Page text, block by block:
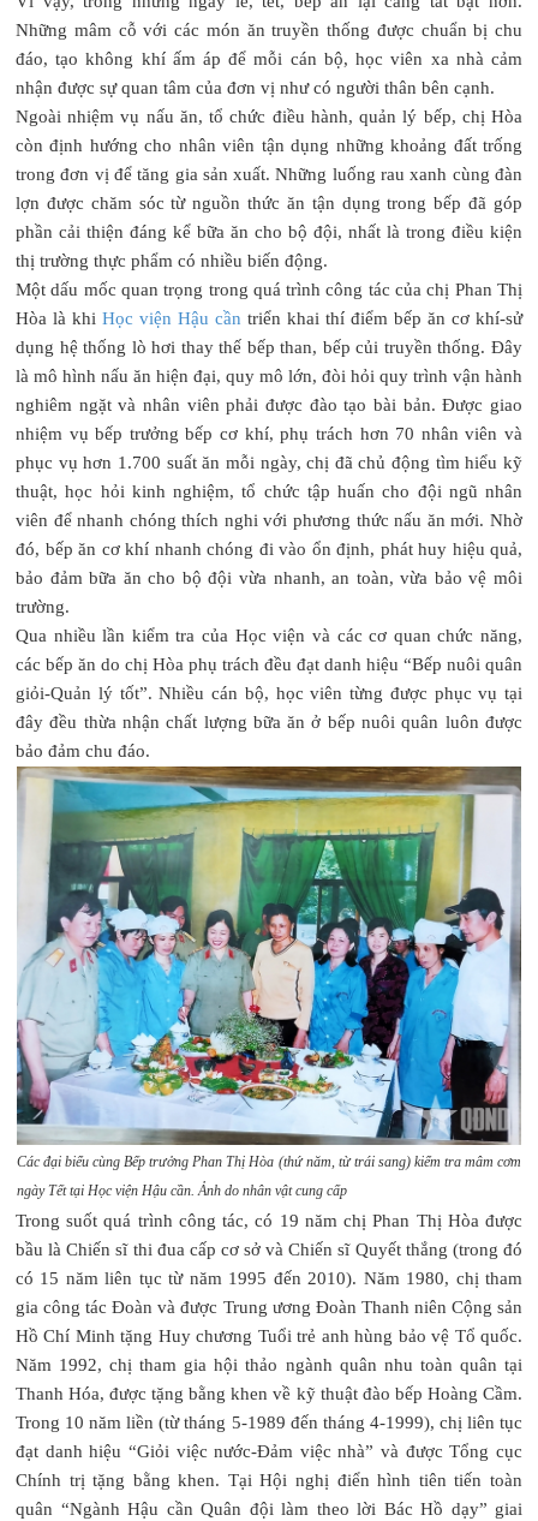
Những mâm cỗ với các món ăn truyền thống được chuẩn bị chu
đáo, tạo không khí ấm áp để mỗi cán bộ, học viên xa nhà cảm
nhận được sự quan tâm của đơn vị như có người thân bên cạnh.
Ngoài nhiệm vụ nấu ăn, tổ chức điều hành, quản lý bếp, chị Hòa
còn định hướng cho nhân viên tận dụng những khoảng đất trống
trong đơn vị để tăng gia sản xuất. Những luống rau xanh cùng đàn
lợn được chăm sóc từ nguồn thức ăn tận dụng trong bếp đã góp
phần cải thiện đáng kể bữa ăn cho bộ đội, nhất là trong điều kiện
thị trường thực phẩm có nhiều biến động.
Một dấu mốc quan trọng trong quá trình công tác của chị Phan Thị
Hòa là khi Học viện Hậu cần triển khai thí điểm bếp ăn cơ khí-sử
dụng hệ thống lò hơi thay thế bếp than, bếp củi truyền thống. Đây
là mô hình nấu ăn hiện đại, quy mô lớn, đòi hỏi quy trình vận hành
nghiêm ngặt và nhân viên phải được đào tạo bài bản. Được giao
nhiệm vụ bếp trưởng bếp cơ khí, phụ trách hơn 70 nhân viên và
phục vụ hơn 1.700 suất ăn mỗi ngày, chị đã chủ động tìm hiểu kỹ
thuật, học hỏi kinh nghiệm, tổ chức tập huấn cho đội ngũ nhân
viên để nhanh chóng thích nghi với phương thức nấu ăn mới. Nhờ
đó, bếp ăn cơ khí nhanh chóng đi vào ổn định, phát huy hiệu quả,
bảo đảm bữa ăn cho bộ đội vừa nhanh, an toàn, vừa bảo vệ môi
trường.
Qua nhiều lần kiểm tra của Học viện và các cơ quan chức năng,
các bếp ăn do chị Hòa phụ trách đều đạt danh hiệu “Bếp nuôi quân
giỏi-Quản lý tốt”. Nhiều cán bộ, học viên từng được phục vụ tại
đây đều thừa nhận chất lượng bữa ăn ở bếp nuôi quân luôn được
bảo đảm chu đáo.
Các đại biểu cùng Bếp trưởng Phan Thị Hòa (thứ năm, từ trái sang) kiểm tra mâm cơm
ngày Tết tại Học viện Hậu cần. Ảnh do nhân vật cung cấp
Trong suốt quá trình công tác, có 19 năm chị Phan Thị Hòa được
bầu là Chiến sĩ thi đua cấp cơ sở và Chiến sĩ Quyết thắng (trong đó
có 15 năm liên tục từ năm 1995 đến 2010). Năm 1980, chị tham
gia công tác Đoàn và được Trung ương Đoàn Thanh niên Cộng sản
Hồ Chí Minh tặng Huy chương Tuổi trẻ anh hùng bảo vệ Tổ quốc.
Năm 1992, chị tham gia hội thảo ngành quân nhu toàn quân tại
Thanh Hóa, được tặng bằng khen về kỹ thuật đào bếp Hoàng Cầm.
Trong 10 năm liền (từ tháng 5-1989 đến tháng 4-1999), chị liên tục
đạt danh hiệu “Giỏi việc nước-Đảm việc nhà” và được Tổng cục
Chính trị tặng bằng khen. Tại Hội nghị điển hình tiên tiến toàn
quân “Ngành Hậu cần Quân đội làm theo lời Bác Hồ dạy” giai